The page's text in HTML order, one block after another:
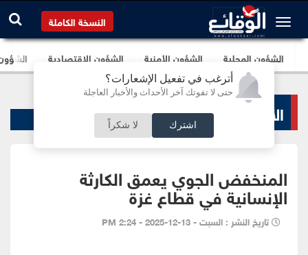
أترغب في تفعيل الإشعارات؟
حتى لا تفوتك آخر الأحداث والأخبار العاجلة
اشترك لا شكراً
النسخة الكاملة
الشؤون المحلية الشؤون الأمنية الشؤون الإقتصادية
الأخبار السياسية
المنخفض الجوي يعمق الكارثة
الإنسانية في قطاع غزة
تاريخ النشر : السبت - 13-12-2025 - 2:24 PM